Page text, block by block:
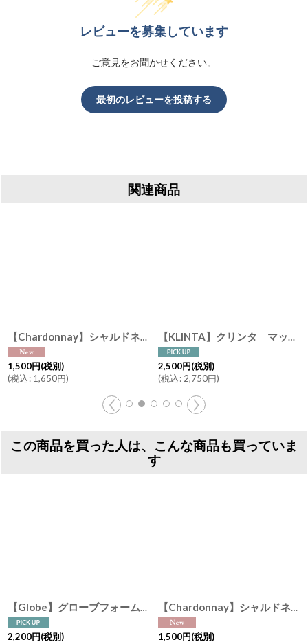
レビューを募集しています
ご意見をお聞かせください。
最初のレビューを投稿する
関連商品
[226-01 ]
【Chardonnay】シャルドネ オイルイン ボディミルク 240ml 天然由来成分 ぶどうエキス オーガニックオイル 国産
1,500円(税別)
(税込: 1,650円)
【KLINTA】クリンタ マッサージキャンドル 90ml スウェーデン イギリス アロマキャンドル 香り ギフト メッセージ アロマ
2,500円(税別)
(税込: 2,750円)
この商品を買った人は、こんな商品も買っていま
す
【Globe】グローブフォームボトル 450ml 泡タイプ 液体石けん専用 白磁器 日本製 ホワイト
2,200円(税別)
【Chardonnay】シャルドネ オイルイン ボディミルク 240ml 天然由来成分 ぶどうエキス オーガニックオイル 国産
1,500円(税別)